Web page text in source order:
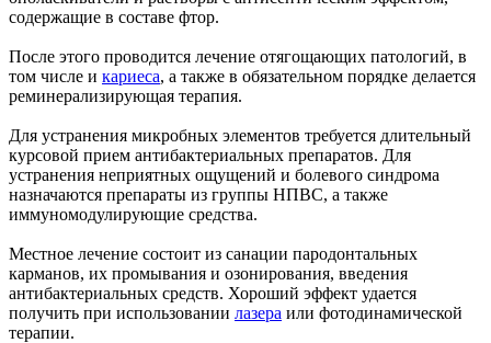
содержащие в составе фтор.
После этого проводится лечение отягощающих патологий, в
том числе и кариеса, а также в обязательном порядке делается
реминерализирующая терапия.
Для устранения микробных элементов требуется длительный
курсовой прием антибактериальных препаратов. Для
устранения неприятных ощущений и болевого синдрома
назначаются препараты из группы НПВС, а также
иммуномодулирующие средства.
Местное лечение состоит из санации пародонтальных
карманов, их промывания и озонирования, введения
антибактериальных средств. Хороший эффект удается
получить при использовании лазера или фотодинамической
терапии.